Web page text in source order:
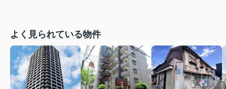
よく見られている物件